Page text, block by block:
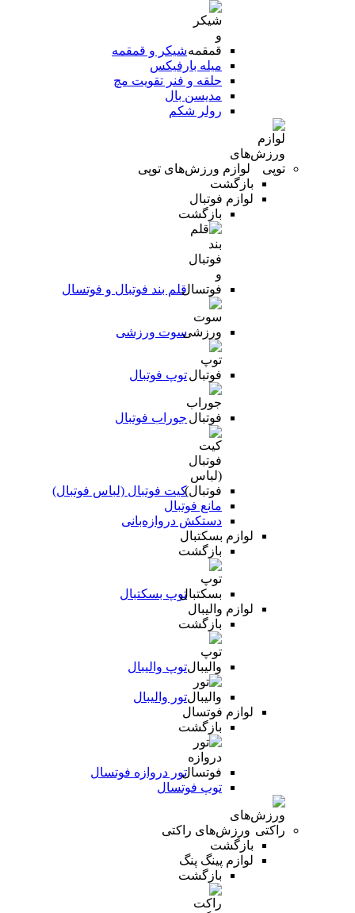
شیکر و قمقمه
میله بارفیکس
حلقه و فنر تقویت مچ
مدیسن بال
رولر شکم
لوازم ورزش‌های توپی
بازگشت
لوازم فوتبال
بازگشت
قلم بند فوتبال و فوتسال
سوت ورزشی
توپ فوتبال
جوراب فوتبال
کیت فوتبال (لباس فوتبال)
مانع فوتبال
دستکش دروازه‌بانی
لوازم بسکتبال
بازگشت
توپ بسکتبال
لوازم والیبال
بازگشت
توپ والیبال
تور والیبال
لوازم فوتسال
بازگشت
تور دروازه فوتسال
توپ فوتسال
ورزش‌های راکتی
بازگشت
لوازم پینگ پنگ
بازگشت